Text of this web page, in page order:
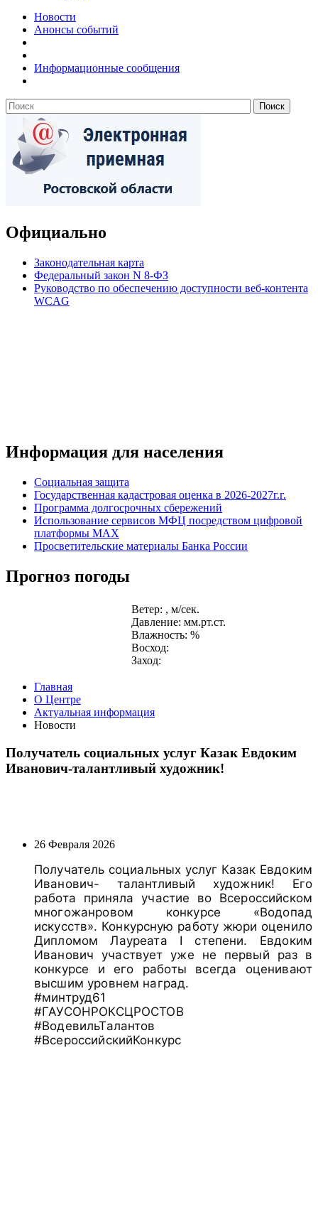
Новости
Анонсы событий
Информационные сообщения
Официально
Законодательная карта
Федеральный закон N 8-ФЗ
Руководство по обеспечению доступности веб-контента
WCAG
Информация для населения
Социальная защита
Государственная кадастровая оценка в 2026-2027г.г.
Программа долгосрочных сбережений
Использование сервисов МФЦ посредством цифровой
платформы MAX
Просветительские материалы Банка России
Прогноз погоды
Ветер: , м/сек.
Давление: мм.рт.ст.
Влажность: %
Восход:
Заход:
Главная
О Центре
Актуальная информация
Новости
Получатель социальных услуг Казак Евдоким
Иванович-талантливый художник!
26 Февраля 2026
Получатель социальных услуг Казак Евдоким
Иванович- талантливый художник! Его
работа приняла участие во Всероссийском
многожанровом конкурсе «Водопад
искусств». Конкурсную работу жюри оценило
Дипломом Лауреата I степени. Евдоким
Иванович участвует уже не первый раз в
конкурсе и его работы всегда оценивают
высшим уровнем наград.
#минтруд61
#ГАУСОНРОКСЦРОСТОВ
#ВодевильТалантов
#ВсероссийскийКонкурс